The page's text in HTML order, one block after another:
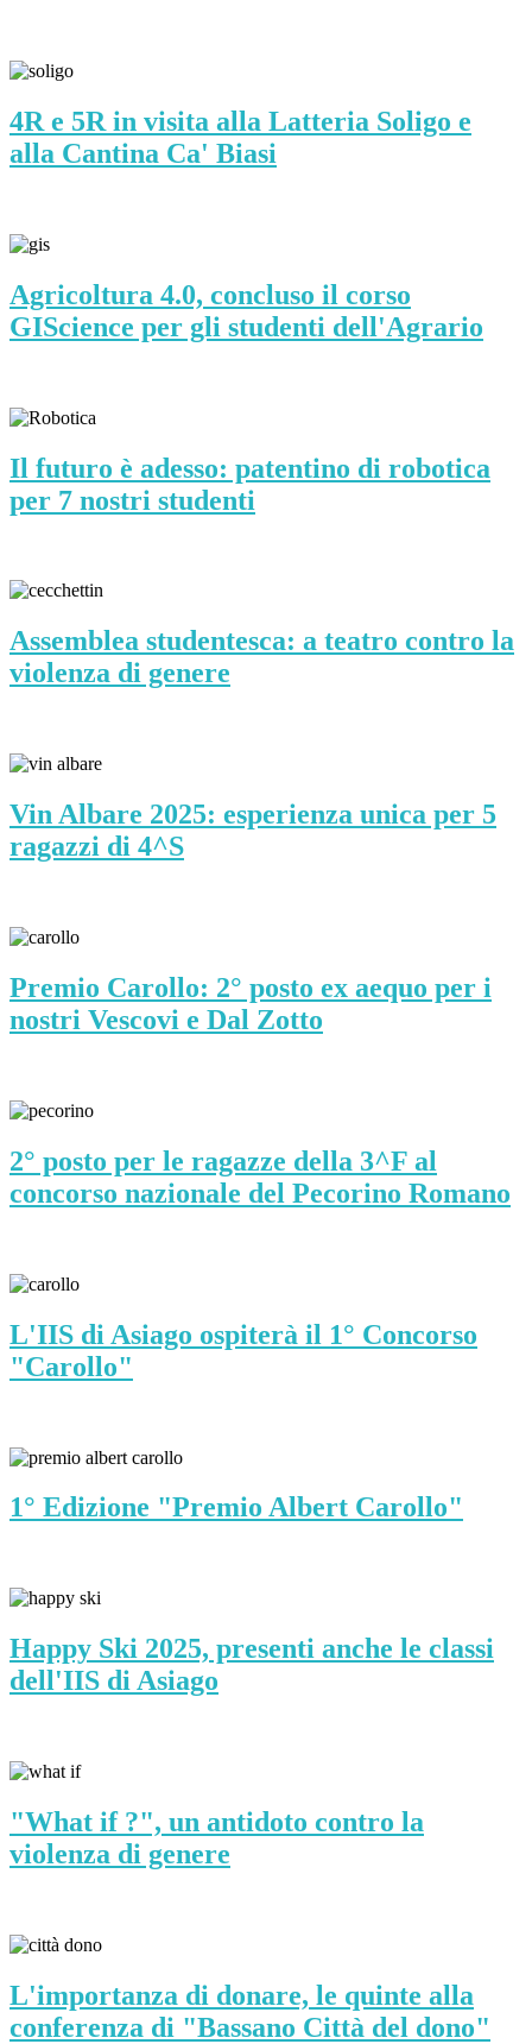
4R e 5R in visita alla Latteria Soligo e
alla Cantina Ca' Biasi
Agricoltura 4.0, concluso il corso
GIScience per gli studenti dell'Agrario
Il futuro è adesso: patentino di robotica
per 7 nostri studenti
Assemblea studentesca: a teatro contro la
violenza di genere
Vin Albare 2025: esperienza unica per 5
ragazzi di 4^S
Premio Carollo: 2° posto ex aequo per i
nostri Vescovi e Dal Zotto
2° posto per le ragazze della 3^F al
concorso nazionale del Pecorino Romano
L'IIS di Asiago ospiterà il 1° Concorso
"Carollo"
1° Edizione "Premio Albert Carollo"
Happy Ski 2025, presenti anche le classi
dell'IIS di Asiago
"What if ?", un antidoto contro la
violenza di genere
L'importanza di donare, le quinte alla
conferenza di "Bassano Città del dono"